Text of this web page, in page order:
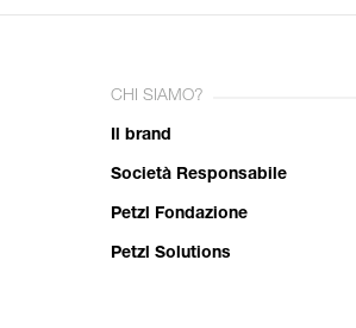
CHI SIAMO?
Il brand
Società Responsabile
Petzl Fondazione
Petzl Solutions